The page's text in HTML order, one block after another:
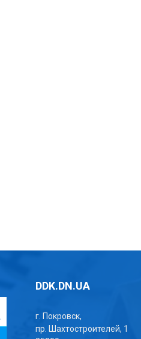
DDK.DN.UA
г. Покровск,
пр. Шахтостроителей, 1